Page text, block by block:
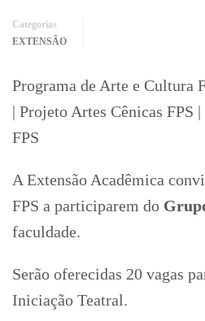
Categorias
EXTENSÃO
Programa de Arte e Cultura
| Projeto Artes Cênicas FPS
FPS
A Extensão Acadêmica
FPS a participarem do
faculdade.
Serão oferecidas 20 vagas
Iniciação Teatral.